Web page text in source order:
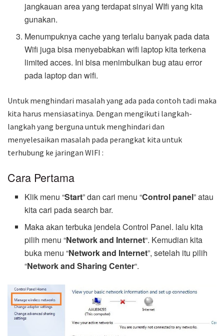
jangkauan area yang terdapat sinyal WIfi yang kita
gunakan.
Menumpuknya cache yang terlalu banyak pada data
Wifi juga bisa menyebabkan wifi laptop kita terkena
limited acces. Ini bisa menimbulkan bug atau error
pada laptop dan wifi.
Untuk menghindari masalah yang ada pada contoh tadi maka
kita harus mensiasatinya. Dengan mengikuti langkah-
langkah yang berguna untuk menghindari dan
menyelesaikan masalah pada perangkat kita untuk
terhubung ke jaringan WIFI :
Cara Pertama
Klik menu “Start” dan cari menu “Control panel” atau
kita cari pada search bar.
Maka akan terbuka jendela Control Panel. lalu kita
pilih menu “Network and Internet“. Kemudian kita
buka menu “Network and Internet”, setelah itu pilih
“Network and Sharing Center“.